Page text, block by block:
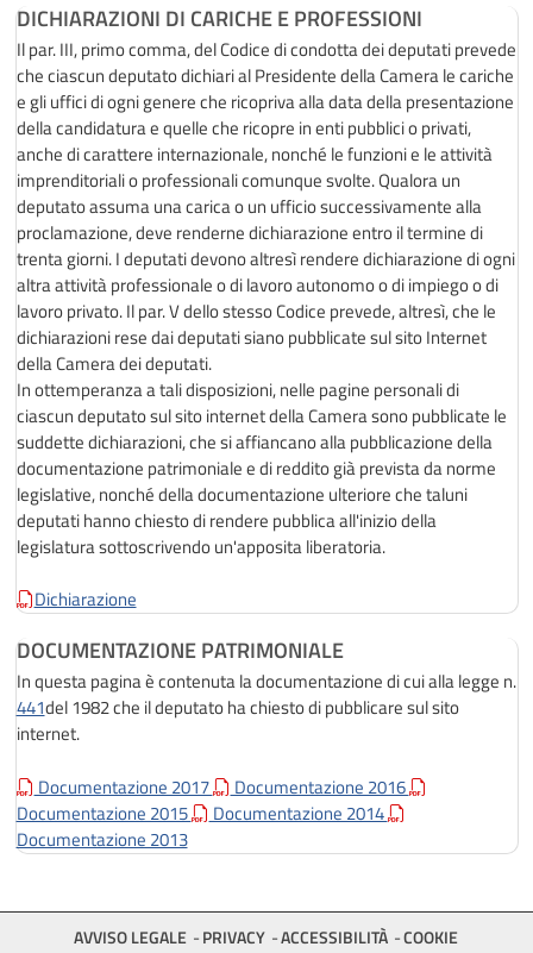
DICHIARAZIONI DI CARICHE E PROFESSIONI
Il par. III, primo comma, del Codice di condotta dei deputati prevede
che ciascun deputato dichiari al Presidente della Camera le cariche
e gli uffici di ogni genere che ricopriva alla data della presentazione
della candidatura e quelle che ricopre in enti pubblici o privati,
anche di carattere internazionale, nonché le funzioni e le attività
imprenditoriali o professionali comunque svolte. Qualora un
deputato assuma una carica o un ufficio successivamente alla
proclamazione, deve renderne dichiarazione entro il termine di
trenta giorni. I deputati devono altresì rendere dichiarazione di ogni
altra attività professionale o di lavoro autonomo o di impiego o di
lavoro privato. Il par. V dello stesso Codice prevede, altresì, che le
dichiarazioni rese dai deputati siano pubblicate sul sito Internet
della Camera dei deputati.
In ottemperanza a tali disposizioni, nelle pagine personali di
ciascun deputato sul sito internet della Camera sono pubblicate le
suddette dichiarazioni, che si affiancano alla pubblicazione della
documentazione patrimoniale e di reddito già prevista da norme
legislative, nonché della documentazione ulteriore che taluni
deputati hanno chiesto di rendere pubblica all'inizio della
legislatura sottoscrivendo un'apposita liberatoria.
Dichiarazione
DOCUMENTAZIONE PATRIMONIALE
In questa pagina è contenuta la documentazione di cui alla legge n.
441del 1982 che il deputato ha chiesto di pubblicare sul sito
internet.
Documentazione 2017
Documentazione 2016
Documentazione 2015
Documentazione 2014
Documentazione 2013
AVVISO LEGALE PRIVACY ACCESSIBILITÀ COOKIE